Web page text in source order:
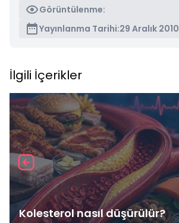
Görüntülenme:
Yayınlanma Tarihi:29 Aralık 2010
İlgili İçerikler
Kolesterol nasıl düşürülür?